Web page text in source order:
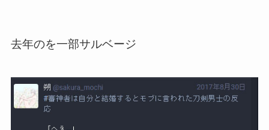
去年のを一部サルベージ